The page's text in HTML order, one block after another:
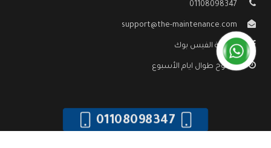
01108098347
support@the-maintenance.com
صفحة الفيس بوك
مفتوح طوال ايام الأسبوع
01108098347